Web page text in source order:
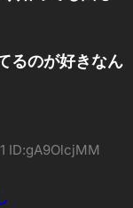
るのが好きなん
ID:gA9OlcjMM